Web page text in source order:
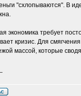
"схлопываются". В
экономика требует
кризис. Для
массой, которые